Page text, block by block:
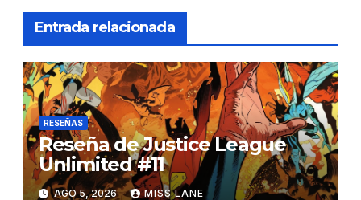
Entrada relacionada
RESEÑAS
Reseña de Justice League
Unlimited #11
AGO 5, 2026 MISS LANE